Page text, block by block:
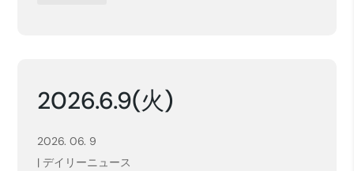
2026.6.9(火)
2026. 06. 9
|デイリーニュース